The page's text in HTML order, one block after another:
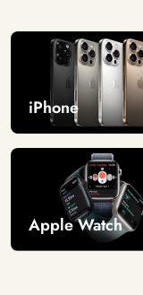
iPhone
Apple Watch